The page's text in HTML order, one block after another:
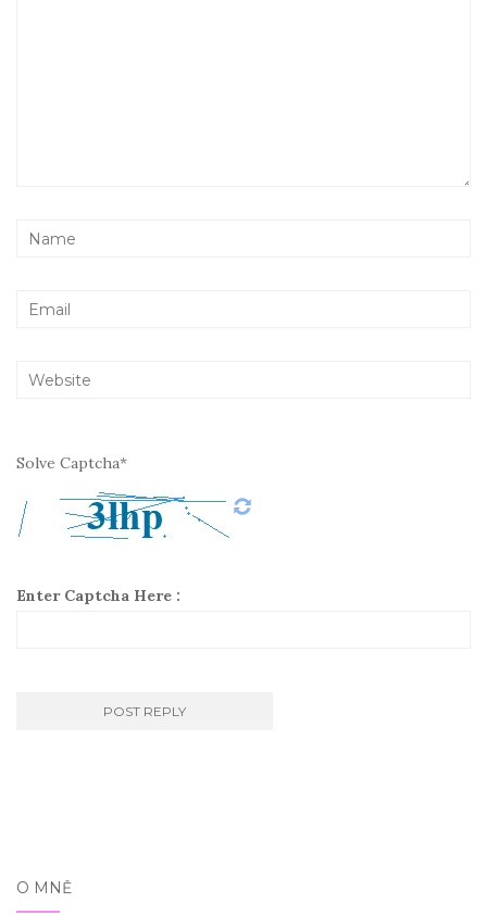
Solve Captcha*
Enter Captcha Here :
O MNĚ